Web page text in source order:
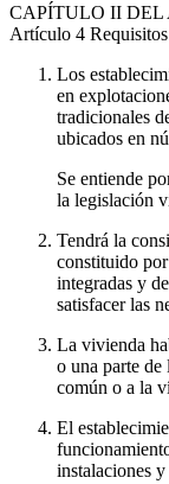
CAPÍTULO II DEL
Artículo 4
Los
en
tradicionales
ubicados en
Se entiende
la legislación
Tendrá la
constituido
integradas y
satisfacer las
La vivienda
o una parte de
común o a la
El
instalaciones